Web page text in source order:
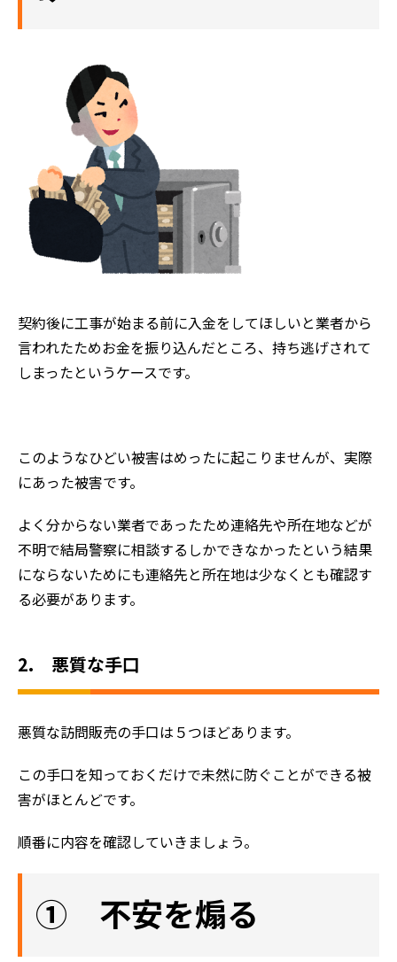
契約後に工事が始まる前に入金をしてほしいと業者から
言われたためお金を振り込んだところ、持ち逃げされて
しまったというケースです。
このようなひどい被害はめったに起こりませんが、実際
にあった被害です。
よく分からない業者であったため連絡先や所在地などが
不明で結局警察に相談するしかできなかったという結果
にならないためにも連絡先と所在地は少なくとも確認す
る必要があります。
2. 悪質な手口
悪質な訪問販売の手口は５つほどあります。
この手口を知っておくだけで未然に防ぐことができる被
害がほとんどです。
順番に内容を確認していきましょう。
① 不安を煽る